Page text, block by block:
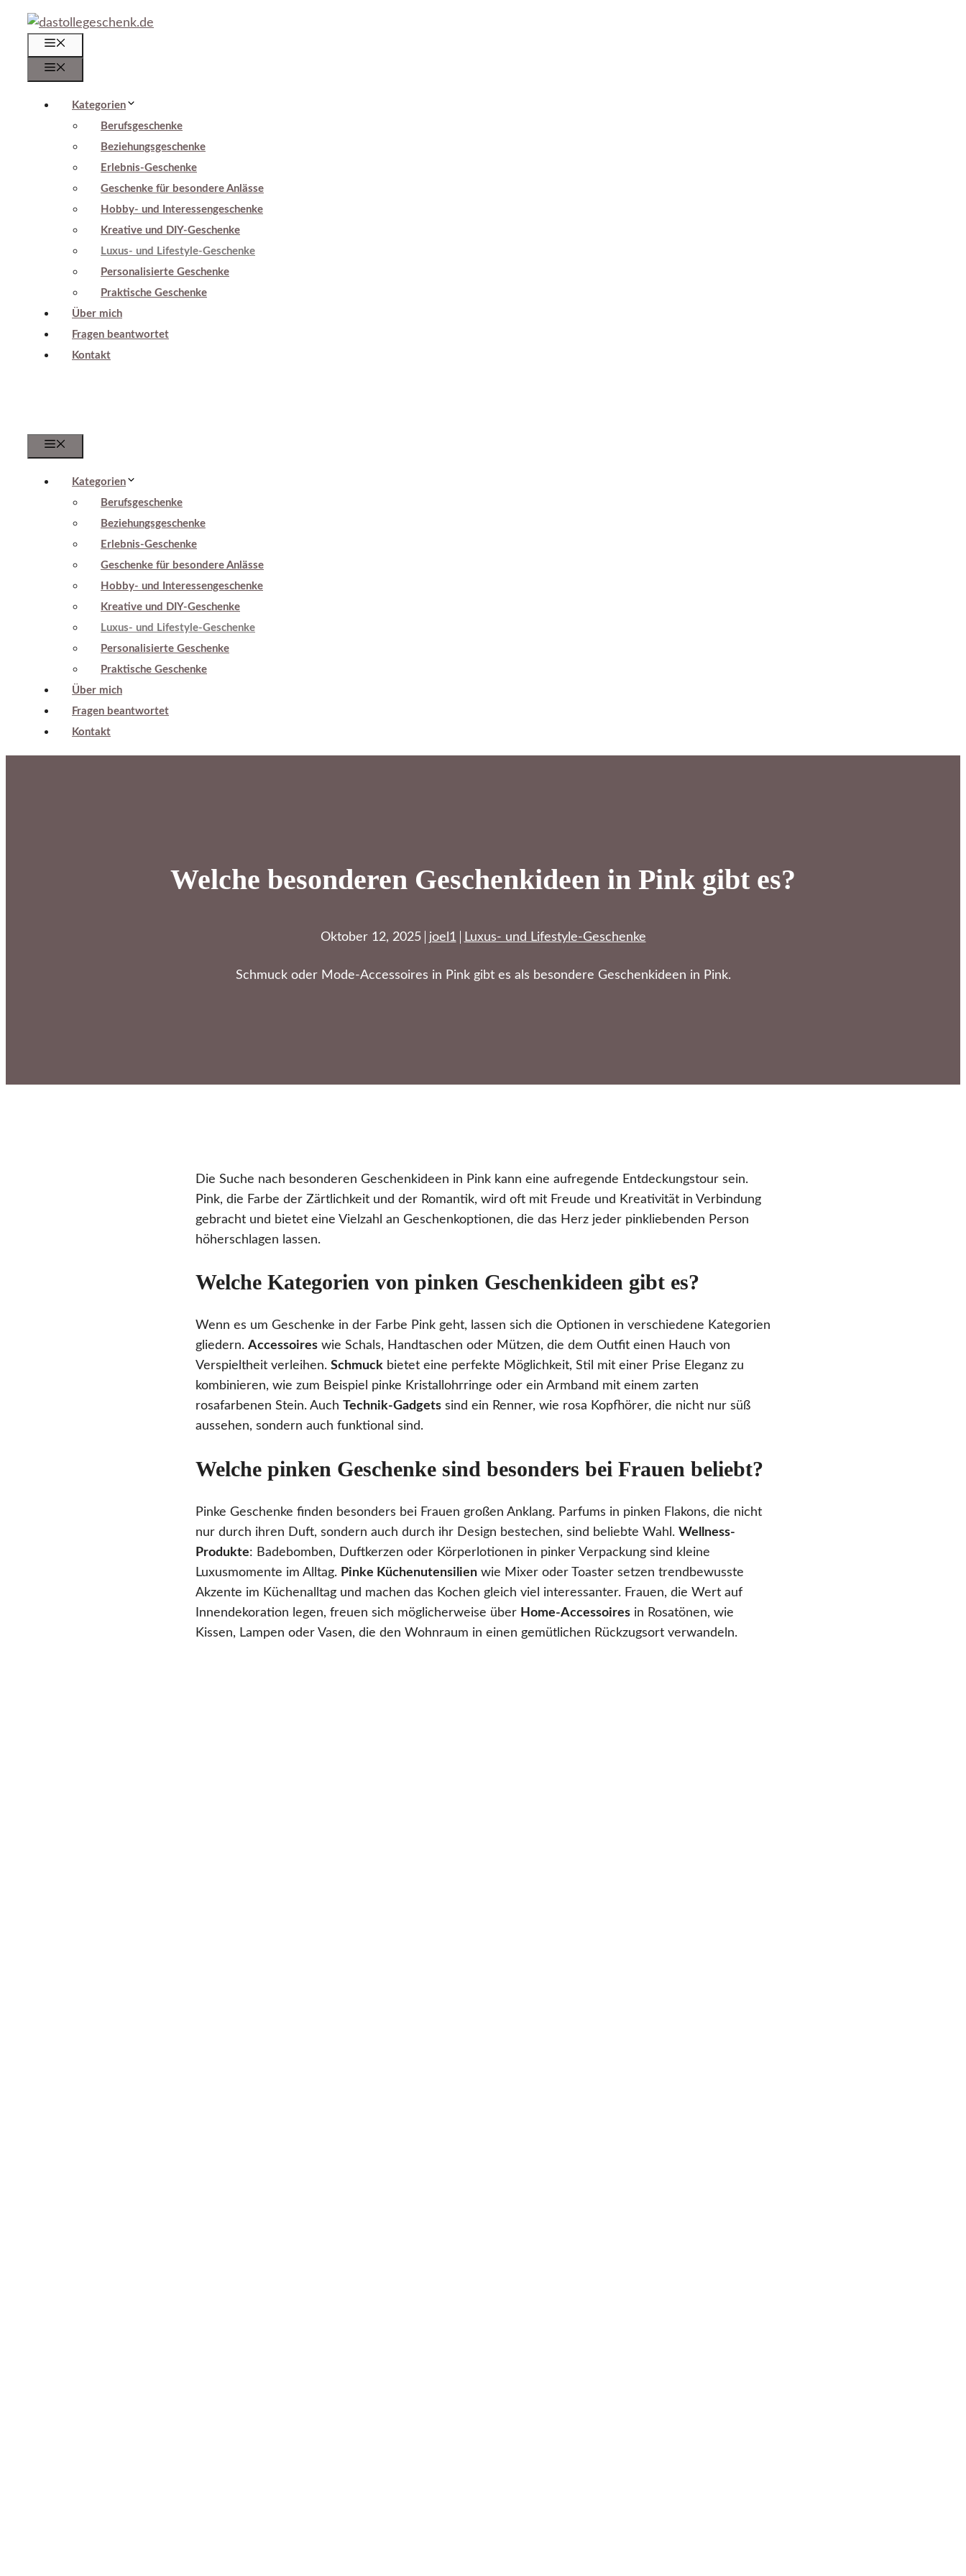
Zum
Inhalt
springen
Kategorien
Berufsgeschenke
Beziehungsgeschenke
Erlebnis-Geschenke
Geschenke für besondere Anlässe
Hobby- und Interessengeschenke
Kreative und DIY-Geschenke
Luxus- und Lifestyle-Geschenke
Personalisierte Geschenke
Praktische Geschenke
Über mich
Fragen beantwortet
Kontakt
Kategorien
Berufsgeschenke
Beziehungsgeschenke
Erlebnis-Geschenke
Geschenke für besondere Anlässe
Hobby- und Interessengeschenke
Kreative und DIY-Geschenke
Luxus- und Lifestyle-Geschenke
Personalisierte Geschenke
Praktische Geschenke
Über mich
Fragen beantwortet
Kontakt
Welche besonderen Geschenkideen in Pink gibt es?
Oktober 12, 2025 joel1 Luxus- und Lifestyle-Geschenke
Schmuck oder Mode-Accessoires in Pink gibt es als besondere Geschenkideen in Pink.
Die Suche nach besonderen Geschenkideen in Pink kann eine aufregende Entdeckungstour sein.
Pink, die Farbe der Zärtlichkeit und der Romantik, wird oft mit Freude und Kreativität in Verbindung
gebracht und bietet eine Vielzahl an Geschenkoptionen, die das Herz jeder pinkliebenden Person
höherschlagen lassen.
Welche Kategorien von pinken Geschenkideen gibt es?
Wenn es um Geschenke in der Farbe Pink geht, lassen sich die Optionen in verschiedene Kategorien
gliedern. Accessoires wie Schals, Handtaschen oder Mützen, die dem Outfit einen Hauch von
Verspieltheit verleihen. Schmuck bietet eine perfekte Möglichkeit, Stil mit einer Prise Eleganz zu
kombinieren, wie zum Beispiel pinke Kristallohrringe oder ein Armband mit einem zarten
rosafarbenen Stein. Auch
Technik-Gadgets sind ein Renner, wie rosa Kopfhörer, die nicht nur süß
aussehen, sondern auch funktional sind.
Welche pinken Geschenke sind besonders bei Frauen beliebt?
Pinke Geschenke finden besonders bei Frauen großen Anklang. Parfums in pinken Flakons, die nicht
nur durch ihren Duft, sondern auch durch ihr Design bestechen, sind beliebte Wahl. Wellness-
Produkte: Badebomben, Duftkerzen oder Körperlotionen in pinker Verpackung sind kleine
Luxusmomente im Alltag. Pinke Küchenutensilien wie Mixer oder Toaster setzen trendbewusste
Akzente im Küchenalltag und machen das Kochen gleich viel interessanter. Frauen, die Wert auf
Innendekoration legen, freuen sich möglicherweise über Home-Accessoires in Rosatönen, wie
Kissen, Lampen oder Vasen, die den Wohnraum in einen gemütlichen Rückzugsort verwandeln.